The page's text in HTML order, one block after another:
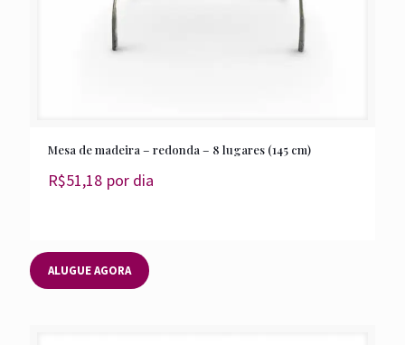
Mesa de madeira – redonda – 8 lugares (145 cm)
R$51,18 por dia
ALUGUE AGORA